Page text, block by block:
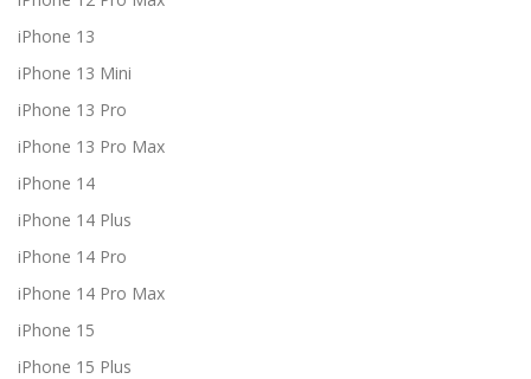
iPhone 13
iPhone 13 Mini
iPhone 13 Pro
iPhone 13 Pro Max
iPhone 14
iPhone 14 Plus
iPhone 14 Pro
iPhone 14 Pro Max
iPhone 15
iPhone 15 Plus